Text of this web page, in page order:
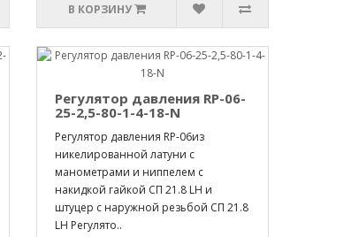
В КОРЗИНУ
Регулятор давления RP-06-
25-2,5-80-1-4-18-N
Регулятор давления RP-06из
никелированной латуни с
манометрами и ниппелем с
накидкой гайкой СП 21.8 LH и
штуцер с наружной резьбой СП 21.8
LH Регулято..